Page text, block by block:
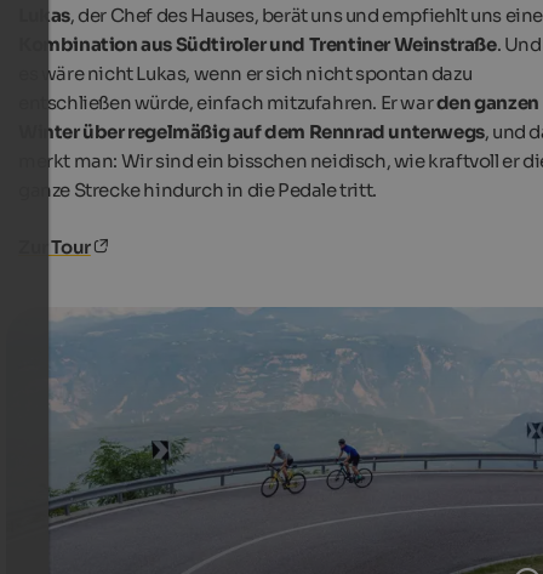
Lukas, der Chef des Hauses, berät uns und empfiehlt uns eine
Kombination aus Südtiroler und Trentiner Weinstraße. Und
es wäre nicht Lukas, wenn er sich nicht spontan dazu
entschließen würde, einfach mitzufahren. Er warden ganzen
Winter über regelmäßig auf dem Rennrad unterwegs, und
merkt man: Wir sind ein bisschen neidisch, wie kraftvoll er
ganze Strecke hindurch in die Pedale tritt.
Zur Tour